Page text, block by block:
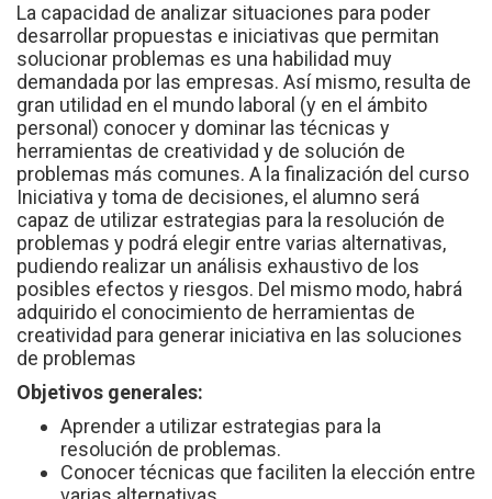
La capacidad de analizar situaciones para poder
desarrollar propuestas e iniciativas que permitan
solucionar problemas es una habilidad muy
demandada por las empresas. Así mismo, resulta de
gran utilidad en el mundo laboral (y en el ámbito
personal) conocer y dominar las técnicas y
herramientas de creatividad y de solución de
problemas más comunes. A la finalización del curso
Iniciativa y toma de decisiones, el alumno será
capaz de utilizar estrategias para la resolución de
problemas y podrá elegir entre varias alternativas,
pudiendo realizar un análisis exhaustivo de los
posibles efectos y riesgos. Del mismo modo, habrá
adquirido el conocimiento de herramientas de
creatividad para generar iniciativa en las soluciones
de problemas
Objetivos generales:
Aprender a utilizar estrategias para la
resolución de problemas.
Conocer técnicas que faciliten la elección entre